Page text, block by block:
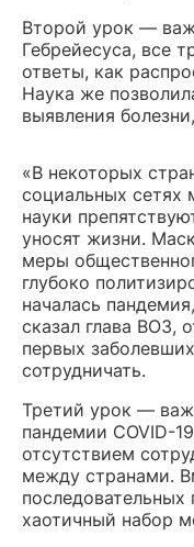
Второй урок —
Гебрейесуса, все
ответы, как
Наука же
выявления
«В некоторых
социальных сетях
науки
уносят жизни.
меры
глубоко
началась
сказал глава ВОЗ,
первых
сотрудничать.
Третий урок —
пандемии COVID-
отсутствием
между странами.
хаотичный набор